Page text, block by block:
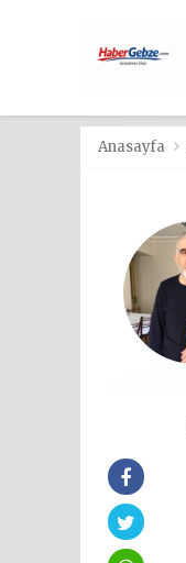
Anasayfa